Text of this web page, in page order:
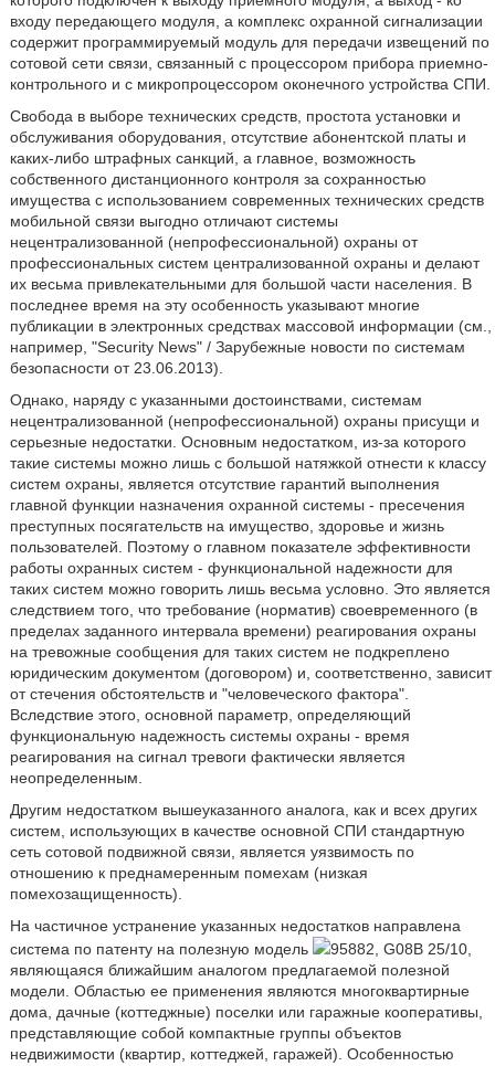
входу передающего модуля, а комплекс охранной сигнализации
содержит программируемый модуль для передачи извещений по
сотовой сети связи, связанный с процессором прибора приемно-
контрольного и с микропроцессором оконечного устройства СПИ.
Свобода в выборе технических средств, простота установки и
обслуживания оборудования, отсутствие абонентской платы и
каких-либо штрафных санкций, а главное, возможность
собственного дистанционного контроля за сохранностью
имущества с использованием современных технических средств
мобильной связи выгодно отличают системы
нецентрализованной (непрофессиональной) охраны от
профессиональных систем централизованной охраны и делают
их весьма привлекательными для большой части населения. В
последнее время на эту особенность указывают многие
публикации в электронных средствах массовой информации (см.,
например, "Security News" / Зарубежные новости по системам
безопасности от 23.06.2013).
Однако, наряду с указанными достоинствами, системам
нецентрализованной (непрофессиональной) охраны присущи и
серьезные недостатки. Основным недостатком, из-за которого
такие системы можно лишь с большой натяжкой отнести к классу
систем охраны, является отсутствие гарантий выполнения
главной функции назначения охранной системы - пресечения
преступных посягательств на имущество, здоровье и жизнь
пользователей. Поэтому о главном показателе эффективности
работы охранных систем - функциональной надежности для
таких систем можно говорить лишь весьма условно. Это является
следствием того, что требование (норматив) своевременного (в
пределах заданного интервала времени) реагирования охраны
на тревожные сообщения для таких систем не подкреплено
юридическим документом (договором) и, соответственно, зависит
от стечения обстоятельств и "человеческого фактора".
Вследствие этого, основной параметр, определяющий
функциональную надежность системы охраны - время
реагирования на сигнал тревоги фактически является
неопределенным.
Другим недостатком вышеуказанного аналога, как и всех других
систем, использующих в качестве основной СПИ стандартную
сеть сотовой подвижной связи, является уязвимость по
отношению к преднамеренным помехам (низкая
помехозащищенность).
На частичное устранение указанных недостатков направлена
система по патенту на полезную модель
95882, G08B 25/10,
являющаяся ближайшим аналогом предлагаемой полезной
модели. Областью ее применения являются многоквартирные
дома, дачные (коттеджные) поселки или гаражные кооперативы,
представляющие собой компактные группы объектов
недвижимости (квартир, коттеджей, гаражей). Особенностью